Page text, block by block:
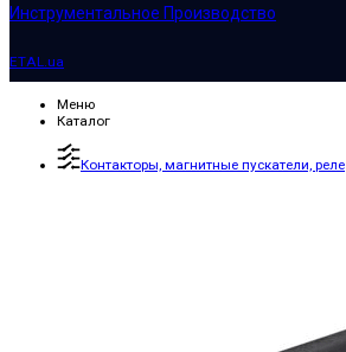
Инструментальное Производство
ETAL.ua
Меню
Каталог
Контакторы, магнитные пускатели, реле